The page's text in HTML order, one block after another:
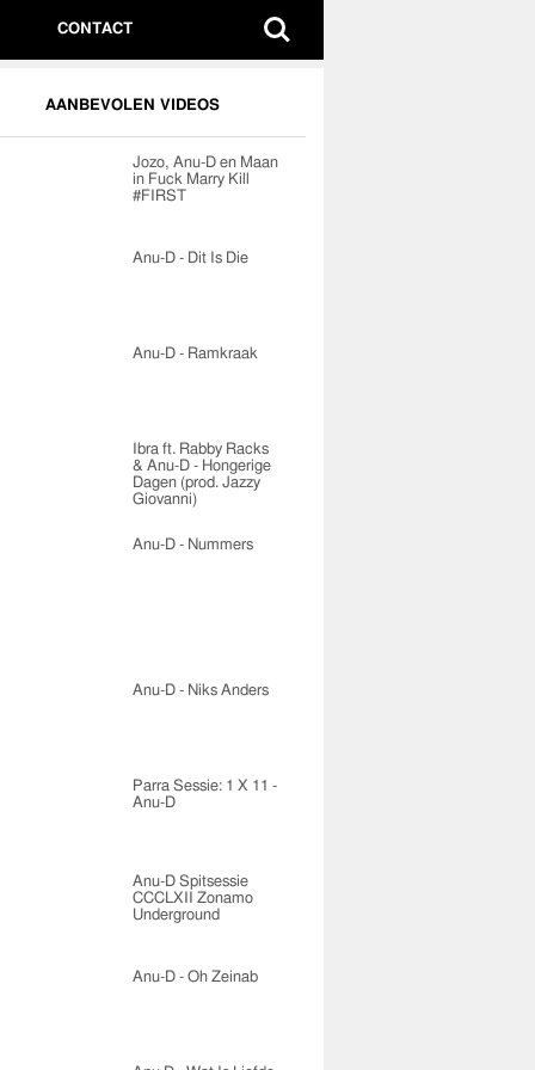
CONTACT
AANBEVOLEN VIDEOS
Jozo, Anu-D en Maan
in Fuck Marry Kill
#FIRST
Anu-D - Dit Is Die
Anu-D - Ramkraak
Ibra ft. Rabby Racks
& Anu-D - Hongerige
Dagen (prod. Jazzy
Giovanni)
Anu-D - Nummers
Anu-D - Niks Anders
Parra Sessie: 1 X 11 -
Anu-D
Anu-D Spitsessie
CCCLXII Zonamo
Underground
Anu-D - Oh Zeinab